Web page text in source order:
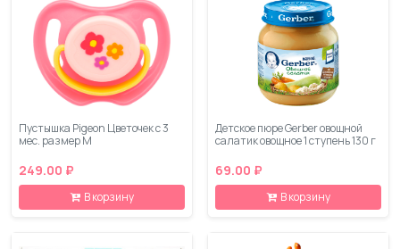
Пустышка Pigeon Цветочек с 3
мес. размер M
249.00 ₽
В корзину
Детское пюре Gerber овощной
салатик овощное 1 ступень 130 г
69.00 ₽
В корзину